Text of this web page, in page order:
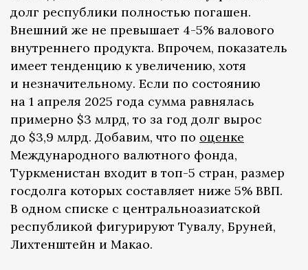
долг республики полностью погашен.
Внешний же не превышает 4-5% валового
внутреннего продукта. Впрочем, показатель
имеет тенденцию к увеличению, хотя
и незначительному. Если по состоянию
на 1 апреля 2025 года сумма равнялась
примерно $3 млрд, то за год долг вырос
до $3,9 млрд. Добавим, что по оценке
Международного валютного фонда,
Туркменистан входит в топ-5 стран, размер
госдолга которых составляет ниже 5% ВВП.
В одном списке с центральноазиатской
республикой фигурируют Тувалу, Бруней,
Лихтенштейн и Макао.